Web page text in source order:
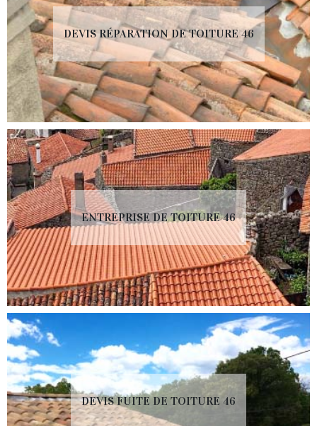
DEVIS RÉPARATION DE TOITURE 46
ENTREPRISE DE TOITURE 46
DEVIS FUITE DE TOITURE 46